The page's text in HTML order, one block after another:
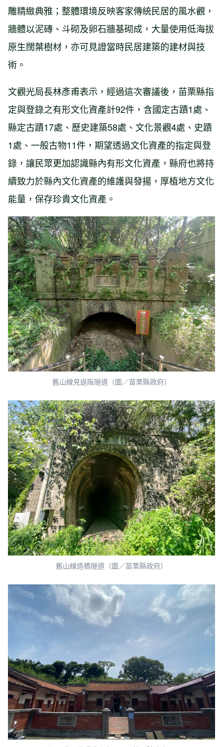
雕精緻典雅；整體環境反映客家傳統民居的風水觀，
牆體以泥磚、斗砌及卵石牆基砌成，大量使用低海拔
原生闊葉樹材，亦可見證當時民居建築的建材與技
術。
文觀光局長林彥甫表示，經過這次審議後，苗栗縣指
定與登錄之有形文化資產計92件，含國定古蹟1處、
縣定古蹟17處、歷史建築58處、文化景觀4處、史蹟
1處、一般古物11件，期望透過文化資產的指定與登
錄，讓民眾更加認識縣內有形文化資產，縣府也將持
續致力於縣內文化資產的維護與發揚，厚植地方文化
能量，保存珍貴文化資產。
舊山線見返阪隧道（圖／苗栗縣政府）
舊山線造橋隧道（圖／苗栗縣政府）